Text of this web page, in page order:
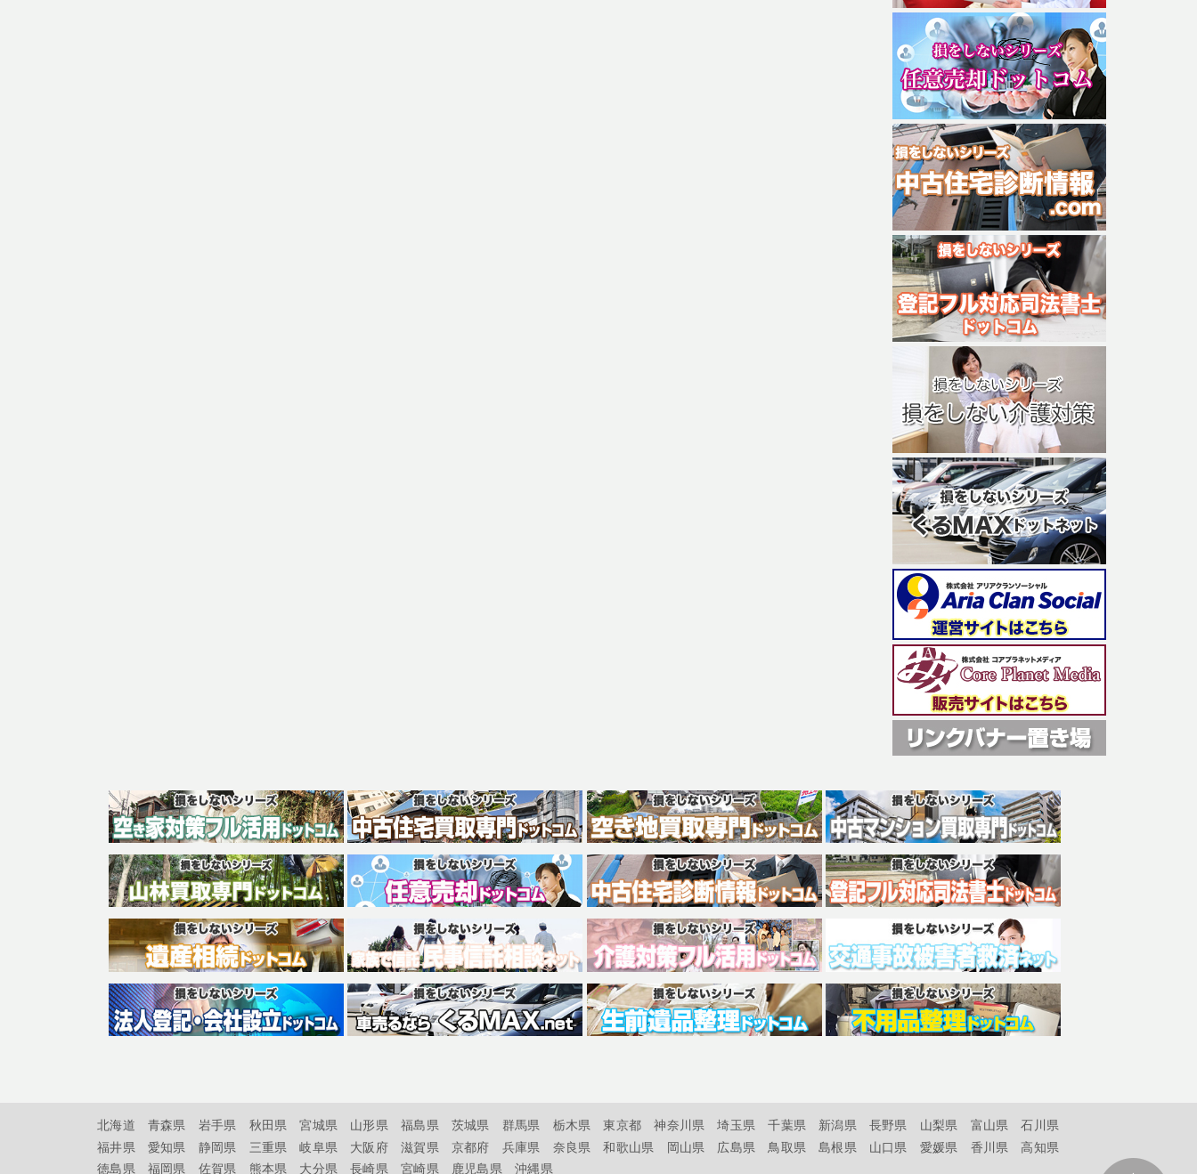
北海道 青森県 岩手県 秋田県 宮城県 山形県 福島県 茨城県 群馬県 栃木県 東京都 神奈川県 埼玉県 千葉県 新潟県 長野県 山梨県 富山県
石川県
福井県
愛知県 静岡県 三重県 岐阜県 大阪府 滋賀県 京都府 兵庫県 奈良県 和歌山県 岡山県 広島県 鳥取県 島根県 山口県 愛媛県 香川県
高知県
徳島県
福岡県 佐賀県 熊本県 大分県 長崎県 宮崎県 鹿児島県 沖縄県